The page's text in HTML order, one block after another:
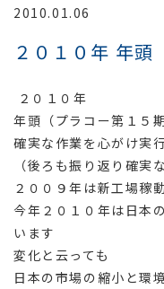
2010.01.06
２０１０年 年頭
２０１０年
年頭（プラコー第１５
確実な作業を心がけ実行
（後ろも振り返り確実
２００９年は新工場稼
今年２０１０年は日本
います
変化と云っても
日本の市場の縮小と環